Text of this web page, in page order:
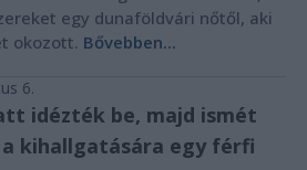
egy dunaföldvári nőtől, aki
okozott. Bővebben...
6.
idézték be, majd ismét
kihallgatására egy férfi